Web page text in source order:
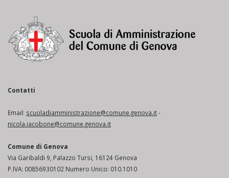
Contatti
Email: scuoladiamministrazione@comune.genova.it-
nicola.iacobone@comune.genova.it
Comune di Genova
Via Garibaldi 9, Palazzo Tursi, 16124 Genova
P.IVA: 00856930102 Numero Unico: 010.1010